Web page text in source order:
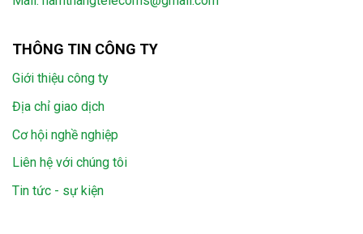
THÔNG TIN CÔNG TY
Giới thiệu công ty
Địa chỉ giao dịch
Cơ hội nghề nghiệp
Liên hệ với chúng tôi
Tin tức - sự kiện